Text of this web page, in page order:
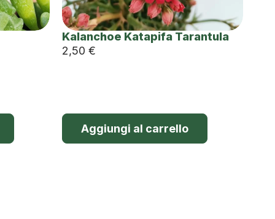
Kalanchoe Katapifa Tarantula
2,50 €
Aggiungi al carrello